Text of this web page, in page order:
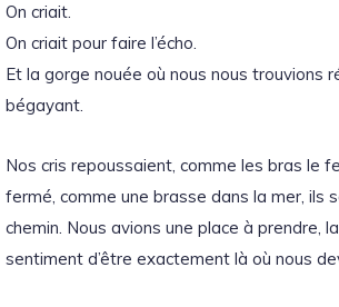
On criait.
On criait pour faire l’écho.
Et la gorge nouée où nous nous trouvions
bégayant.
Nos cris repoussaient, comme les bras le
fermé, comme une brasse dans la mer, ils
chemin. Nous avions une place à prendre,
sentiment d’être exactement là où nous